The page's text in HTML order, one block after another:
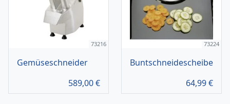
73216
Gemüseschneider
589,00€
73224
Buntschneidescheibe
64,99€